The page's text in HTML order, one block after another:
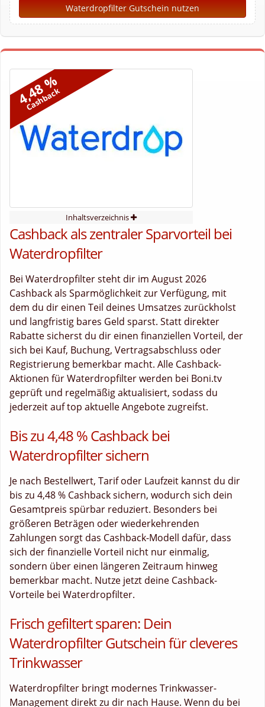
Waterdropfilter Gutschein nutzen
4,48 %
Cashback
Inhaltsverzeichnis
Cashback als zentraler Sparvorteil bei
Waterdropfilter
Bei Waterdropfilter steht dir im August 2026
Cashback als Sparmöglichkeit zur Verfügung, mit
dem du dir einen Teil deines Umsatzes zurückholst
und langfristig bares Geld sparst. Statt direkter
Rabatte sicherst du dir einen finanziellen Vorteil, der
sich bei Kauf, Buchung, Vertragsabschluss oder
Registrierung bemerkbar macht. Alle Cashback-
Aktionen für Waterdropfilter werden bei Boni.tv
geprüft und regelmäßig aktualisiert, sodass du
jederzeit auf top aktuelle Angebote zugreifst.
Bis zu 4,48 % Cashback bei
Waterdropfilter sichern
Je nach Bestellwert, Tarif oder Laufzeit kannst du dir
bis zu 4,48 % Cashback sichern, wodurch sich dein
Gesamtpreis spürbar reduziert. Besonders bei
größeren Beträgen oder wiederkehrenden
Zahlungen sorgt das Cashback-Modell dafür, dass
sich der finanzielle Vorteil nicht nur einmalig,
sondern über einen längeren Zeitraum hinweg
bemerkbar macht. Nutze jetzt deine Cashback-
Vorteile bei Waterdropfilter.
Frisch gefiltert sparen: Dein
Waterdropfilter Gutschein für cleveres
Trinkwasser
Waterdropfilter bringt modernes Trinkwasser-
Management direkt zu dir nach Hause. Wenn du bei